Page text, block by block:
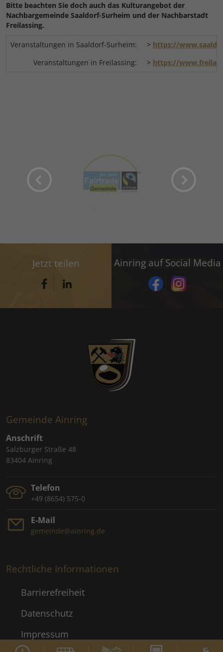
Bitte beachten Sie doch auch das Kulturangebot der
Nachbargemeinde Saaldorf-Surheim und der Nachbarstadt
Freilassing.
Veranstaltungen in Saaldorf-Surheim: > https://
Veranstaltungen in Freilassing:
> https://
Jetzt teilen Ainring auf Social Media
Gemeinde Ainring
Anschrift
Salzburger Straße 48
83404 Ainring
Telefon
+49 (8654) 575-0
E-Mail
gemeinde@ainring.de
Rechtliche Informationen
Barrierefreiheit
Datenschutz
Impressum